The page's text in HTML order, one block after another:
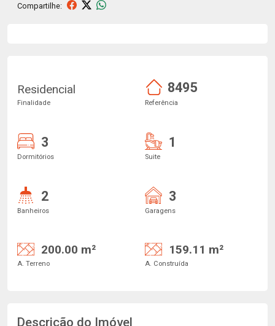
Compartilhe:
Residencial
Finalidade
8495
Referência
3
Dormitórios
1
Suite
2
Banheiros
3
Garagens
200.00 m²
A. Terreno
159.11 m²
A. Construída
Descrição do Imóvel